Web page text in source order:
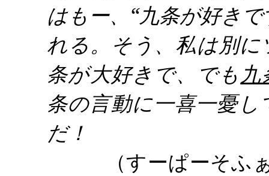
はもー、 “九条が好き
れる。そう、私は別
条が大好きで、でも
条の言動に一喜一憂
だ！
（すーぱーそ